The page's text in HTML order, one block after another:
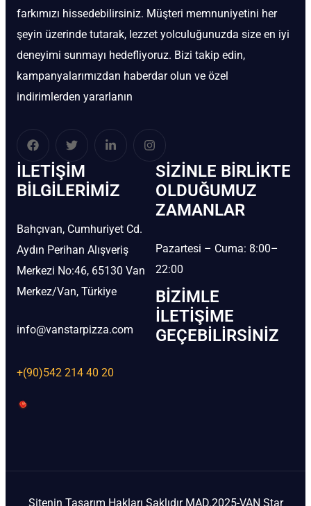
farkımızı hissedebilirsiniz. Müşteri memnuniyetini her
şeyin üzerinde tutarak, lezzet yolculuğunuzda size en iyi
deneyimi sunmayı hedefliyoruz. Bizi takip edin,
kampanyalarımızdan haberdar olun ve özel
indirimlerden yararlanın
İLETIŞIM
BİLGILERIMIZ
Bahçıvan, Cumhuriyet Cd.
Aydın Perihan Alışveriş
Merkezi No:46, 65130 Van
Merkez/Van, Türkiye
info@vanstarpizza.com
+(90)542 214 40 20
SIZINLE BIRLIKTE
OLDUĞUMUZ
ZAMANLAR
Pazartesi – Cuma: 8:00–
22:00
BIZIMLE
İLETIŞIME
GEÇEBILIRSINIZ
Sitenin Tasarım Hakları Saklıdır MAD.2025-VAN Star